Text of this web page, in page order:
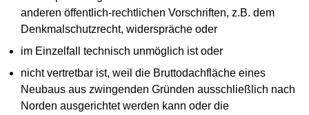
anderen öffentlich-rechtlichen Vorschriften, z.B. dem
Denkmalschutzrecht, widerspräche oder
im Einzelfall technisch unmöglich ist oder
nicht vertretbar ist, weil die Bruttodachfläche eines
Neubaus aus zwingenden Gründen ausschließlich nach
Norden ausgerichtet werden kann oder die